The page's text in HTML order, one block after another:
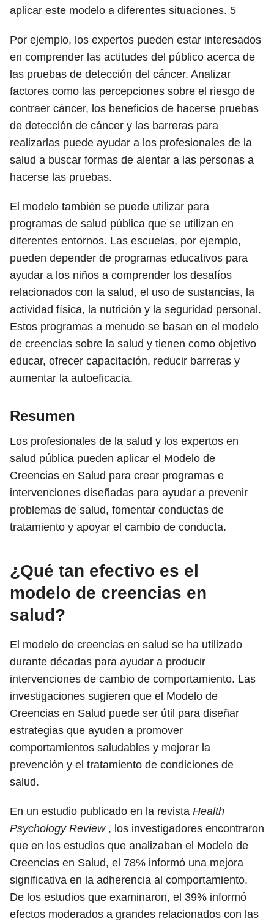
aplicar este modelo a diferentes situaciones. 5
Por ejemplo, los expertos pueden estar interesados ​​
en comprender las actitudes del público acerca de
las pruebas de detección del cáncer. Analizar
factores como las percepciones sobre el riesgo de
contraer cáncer, los beneficios de hacerse pruebas
de detección de cáncer y las barreras para
realizarlas puede ayudar a los profesionales de la
salud a buscar formas de alentar a las personas a
hacerse las pruebas.
El modelo también se puede utilizar para
programas de salud pública que se utilizan en
diferentes entornos. Las escuelas, por ejemplo,
pueden depender de programas educativos para
ayudar a los niños a comprender los desafíos
relacionados con la salud, el uso de sustancias, la
actividad física, la nutrición y la seguridad personal.
Estos programas a menudo se basan en el modelo
de creencias sobre la salud y tienen como objetivo
educar, ofrecer capacitación, reducir barreras y
aumentar la autoeficacia.
Resumen
Los profesionales de la salud y los expertos en
salud pública pueden aplicar el Modelo de
Creencias en Salud para crear programas e
intervenciones diseñadas para ayudar a prevenir
problemas de salud, fomentar conductas de
tratamiento y apoyar el cambio de conducta.
¿Qué tan efectivo es el
modelo de creencias en
salud?
El modelo de creencias en salud se ha utilizado
durante décadas para ayudar a producir
intervenciones de cambio de comportamiento. Las
investigaciones sugieren que el Modelo de
Creencias en Salud puede ser útil para diseñar
estrategias que ayuden a promover
comportamientos saludables y mejorar la
prevención y el tratamiento de condiciones de
salud.
En un estudio publicado en la revista Health
Psychology Review, los investigadores encontraron
que en los estudios que analizaban el Modelo de
Creencias en Salud, el 78% informó una mejora
significativa en la adherencia al comportamiento.
De los estudios que examinaron, el 39% informó
efectos moderados a grandes relacionados con las